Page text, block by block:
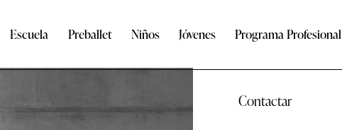
Escuela Preballet Niños Jóvenes Programa Profesional
Contactar